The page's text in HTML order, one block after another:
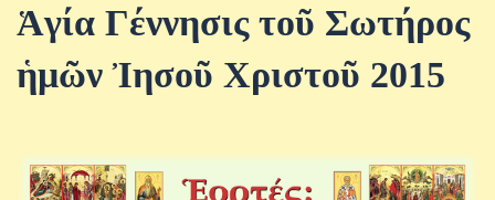
Ἁγία Γέννησις τοῦ Σωτήρος
ἡμῶν Ἰησοῦ Χριστοῦ 2015